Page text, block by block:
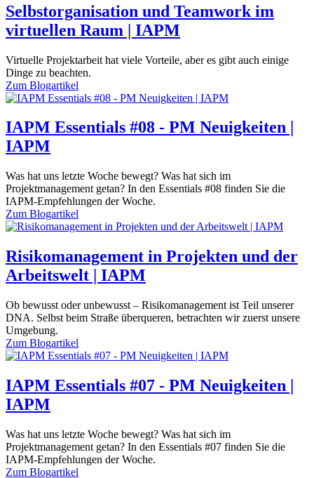
Selbstorganisation und Teamwork im
virtuellen Raum | IAPM
Virtuelle Projektarbeit hat viele Vorteile, aber es gibt auch einige
Dinge zu beachten.
Zum Blogartikel
IAPM Essentials #08 - PM Neuigkeiten |
IAPM
Was hat uns letzte Woche bewegt? Was hat sich im
Projektmanagement getan? In den Essentials #08 finden Sie die
IAPM-Empfehlungen der Woche.
Zum Blogartikel
Risikomanagement in Projekten und der
Arbeitswelt | IAPM
Ob bewusst oder unbewusst – Risikomanagement ist Teil unserer
DNA. Selbst beim Straße überqueren, betrachten wir zuerst unsere
Umgebung.
Zum Blogartikel
IAPM Essentials #07 - PM Neuigkeiten |
IAPM
Was hat uns letzte Woche bewegt? Was hat sich im
Projektmanagement getan? In den Essentials #07 finden Sie die
IAPM-Empfehlungen der Woche.
Zum Blogartikel